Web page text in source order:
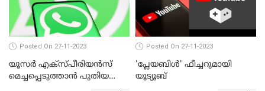
Posted On 27-11-2023
യൂസര്‍ എക്‌സ്പീരിയന്‍സ്
മെച്ചപ്പെടുത്താന്‍ പുതിയ
Posted On 27-11-2023
'പ്ലേയബിള്‍' ഫീച്ചറുമായി
യൂട്യൂബ്